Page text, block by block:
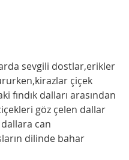
sevgili dostlar,erikler
çiçek
fındık dalları arasından
göz çelen dallar
can
dilinde bahar